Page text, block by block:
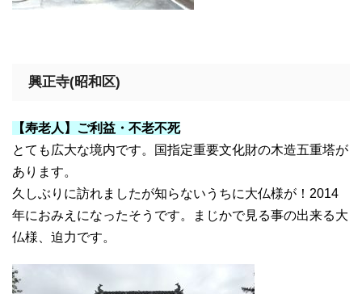
興正寺(昭和区)
【寿老人】ご利益・不老不死
とても広大な境内です。国指定重要文化財の木造五重塔が
あります。
久しぶりに訪れましたが知らないうちに大仏様が！2014
年におみえになったそうです。まじかで見る事の出来る大
仏様、迫力です。